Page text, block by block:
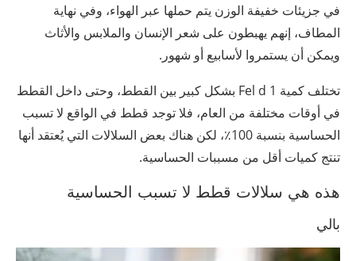
في جزيئات خفيفة الوزن يتم حملها عبر الهواء، وفي نهاية
المطاف، إنهم يهبطون على شعر الإنسان والملابس والأثاث
ويمكن أن يستمروا لأسابيع أو شهور.
تختلف كمية Fel d 1 بشكل كبير بين القطط، وحتى داخل القطط
في أوقات مختلفة من العام، فلا توجد قطط في الواقع لا تسبب
الحساسية بنسبة 100٪، لكن هناك بعض السلالات التي يُعتقد أنها
تنتج كميات أقل من مسببات الحساسية.
هذه هي سلالات قطط لا تسبب الحساسية
بالي